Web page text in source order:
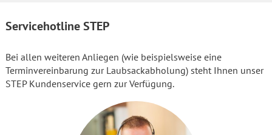
Servicehotline STEP
Bei allen weiteren Anliegen (wie beispielsweise eine
Terminvereinbarung zur Laubsackabholung) steht Ihnen unser
STEP Kundenservice gern zur Verfügung.